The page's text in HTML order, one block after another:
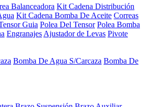
Balanceadora Kit Cadena Distribución
Kit Cadena Bomba De Aceite Correas
Guia Polea Del Tensor Polea Bomba
Engranajes Ajustador de Levas Pivote
Bomba De Agua S/Carcaza Bomba De